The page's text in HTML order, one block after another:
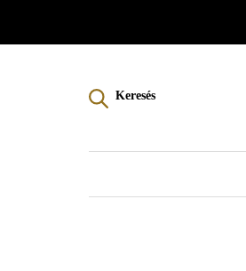
Keresés
Magyar
Napló